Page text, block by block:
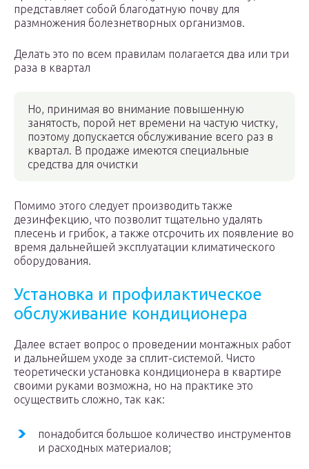
представляет собой благодатную почву для
размножения болезнетворных организмов.
Делать это по всем правилам полагается два или три
раза в квартал
Но, принимая во внимание повышенную
занятость, порой нет времени на частую чистку,
поэтому допускается обслуживание всего раз в
квартал. В продаже имеются специальные
средства для очистки
Помимо этого следует производить также
дезинфекцию, что позволит тщательно удалять
плесень и грибок, а также отсрочить их появление во
время дальнейшей эксплуатации климатического
оборудования.
Установка и профилактическое
обслуживание кондиционера
Далее встает вопрос о проведении монтажных работ
и дальнейшем уходе за сплит-системой. Чисто
теоретически установка кондиционера в квартире
своими руками возможна, но на практике это
осуществить сложно, так как:
понадобится большое количество инструментов
и расходных материалов;